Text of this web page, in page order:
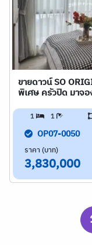
ขายดาวน์ SO
พิเศษ ครัวปิด มาจอ
1 1
OP07-0050
ราคา (บาท)
3,830,000